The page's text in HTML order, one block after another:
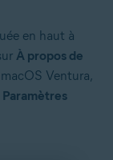
en haut à
À propos de
Ventura,
Paramètres